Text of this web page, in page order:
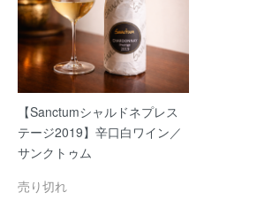
【Sanctumシャルドネプレス
テージ2019】辛口白ワイン／
サンクトゥム
売り切れ